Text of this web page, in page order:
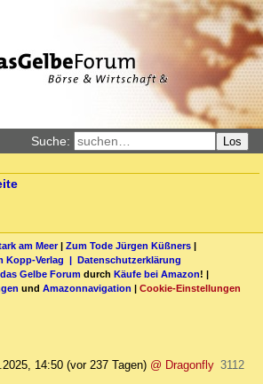
Suche: Los
am Meer| Zum Tode Jürgen Küßners |
Kopp-Verlag | Datenschutzerklärung
Gelbe Forum durch Käufe bei Amazon! |
und Amazonnavigation | Cookie-Einstellungen
14:50 (vor 237 Tagen) @ Dragonfly 3112